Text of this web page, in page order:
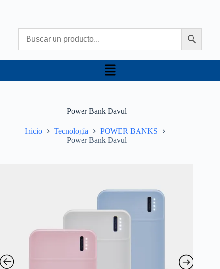
Power Bank Davul
Inicio Tecnología
POWER BANKS
Power Bank Davul